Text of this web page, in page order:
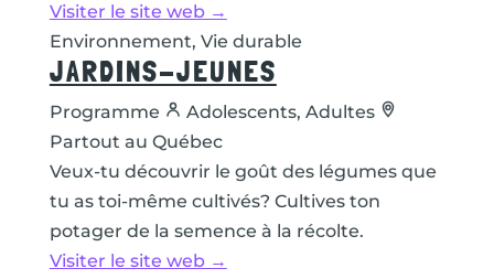
Visiter le site web →
Environnement, Vie durable
JARDINS-JEUNES
Programme
Adolescents, Adultes
Partout au Québec
Veux-tu découvrir le goût des légumes que
tu as toi-même cultivés? Cultives ton
potager de la semence à la récolte.
Visiter le site web →